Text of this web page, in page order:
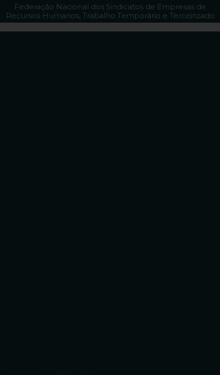
Federação Nacional dos Sindicatos de Empresas de
Recursos Humanos, Trabalho Temporário e Terceirizado